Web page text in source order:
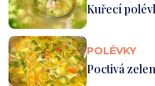
Kuřecí
POLÉVKY
Poctivá